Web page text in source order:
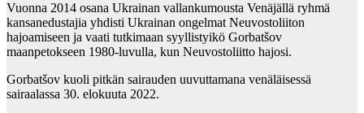
Vuonna 2014 osana Ukrainan vallankumousta Venäjällä ryhmä
kansanedustajia yhdisti Ukrainan ongelmat Neuvostoliiton
hajoamiseen ja vaati tutkimaan syyllistyikö Gorbatšov
maanpetokseen 1980-luvulla, kun Neuvostoliitto hajosi.
Gorbatšov kuoli pitkän sairauden uuvuttamana venäläisessä
sairaalassa 30. elokuuta 2022.